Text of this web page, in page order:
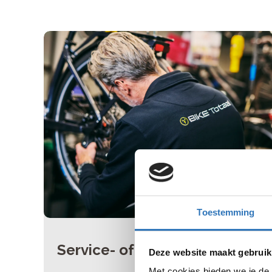
Toestemming
Deze website maakt
Service- of onderhoudsbeurt